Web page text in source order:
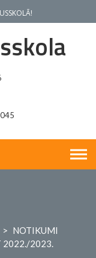
> NOTIKUMI
2022./2023.